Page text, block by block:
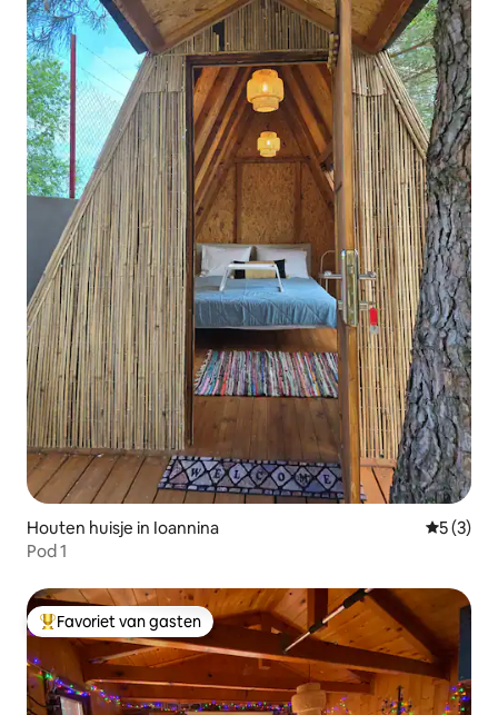
Houten huisje in Ioannina
5 (3)
Pod 1
Topfavoriet van gasten
Favoriet van gasten